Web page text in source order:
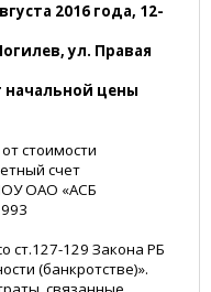
2016 года, 12-
ул. Правая
начальной цены
стоимости
счет
ОАО «АСБ
ст.127-129 Закона РБ
(банкротстве)».